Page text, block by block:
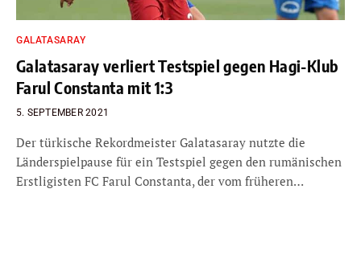
GALATASARAY
Galatasaray verliert Testspiel gegen Hagi-Klub
Farul Constanta mit 1:3
5. SEPTEMBER 2021
Der türkische Rekordmeister Galatasaray nutzte die
Länderspielpause für ein Testspiel gegen den rumänischen
Erstligisten FC Farul Constanta, der vom früheren…